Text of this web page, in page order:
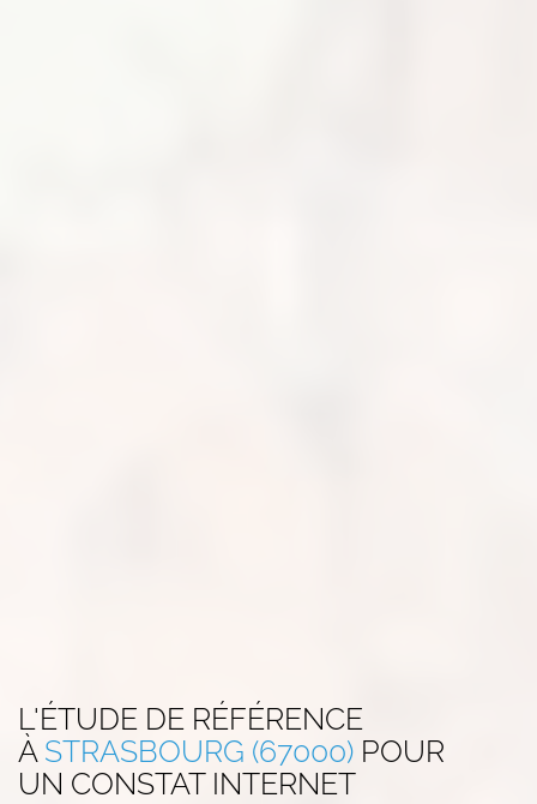
L'ÉTUDE DE RÉFÉRENCE
À STRASBOURG (67000) POUR
UN CONSTAT INTERNET